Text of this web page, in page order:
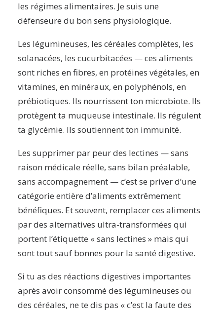
les régimes alimentaires. Je suis une
défenseure du bon sens physiologique.
Les légumineuses, les céréales complètes, les
solanacées, les cucurbitacées — ces aliments
sont riches en fibres, en protéines végétales, en
vitamines, en minéraux, en polyphénols, en
prébiotiques. Ils nourrissent ton microbiote. Ils
protègent ta muqueuse intestinale. Ils régulent
ta glycémie. Ils soutiennent ton immunité.
Les supprimer par peur des lectines — sans
raison médicale réelle, sans bilan préalable,
sans accompagnement — c’est se priver d’une
catégorie entière d’aliments extrêmement
bénéfiques. Et souvent, remplacer ces aliments
par des alternatives ultra-transformées qui
portent l’étiquette « sans lectines » mais qui
sont tout sauf bonnes pour la santé digestive.
Si tu as des réactions digestives importantes
après avoir consommé des légumineuses ou
des céréales, ne te dis pas « c’est la faute des